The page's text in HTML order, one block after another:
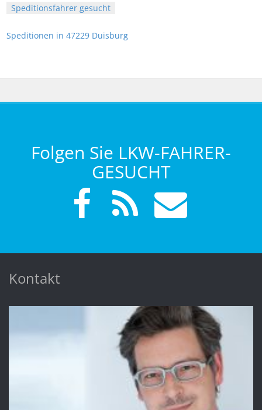
Speditionsfahrer gesucht
Speditionen in 47229 Duisburg
Folgen Sie LKW-FAHRER-
GESUCHT
Kontakt